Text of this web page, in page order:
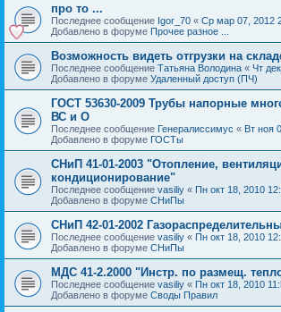
про то ...
Последнее сообщение Igor_70 « Ср мар 07, 2012
Добавлено в форуме Прочее разное ...
Возможность видеть отгрузки на
Последнее сообщение Татьяна Володина « Чт
Добавлено в форуме Удаленный доступ (ПЧ)
ГОСТ 53630-2009 Трубы напорные
ВС и О
Последнее сообщение Генералиссимус « Вт ноя
Добавлено в форуме ГОСТы
СНиП 41-01-2003 "Отопление,
кондиционирование"
Последнее сообщение vasiliy « Пн окт 18, 2010
Добавлено в форуме СНиПы
СНиП 42-01-2002
Последнее сообщение vasiliy « Пн окт 18, 2010
Добавлено в форуме СНиПы
МДС 41-2.2000 "Инстр. по размещ.
Последнее сообщение vasiliy « Пн окт 18, 2010
Добавлено в форуме Своды Правил